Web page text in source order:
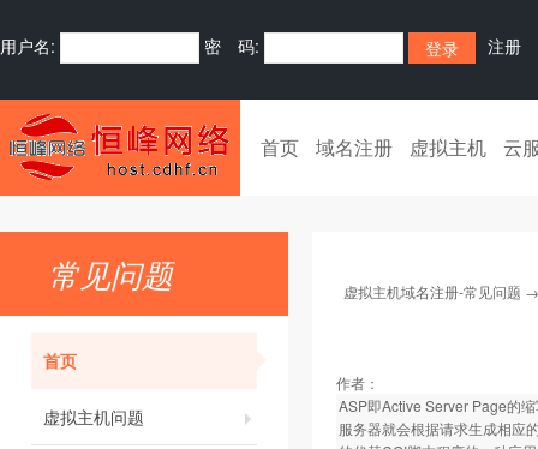
用户名: 密 码: 注册
首页 域名注册 虚拟主机 云
常见问题
首页
虚拟主机问题
虚拟主机域名注册-常见问题
作者：
ASP即Active Server Page的
服务器就会根据请求生成相应